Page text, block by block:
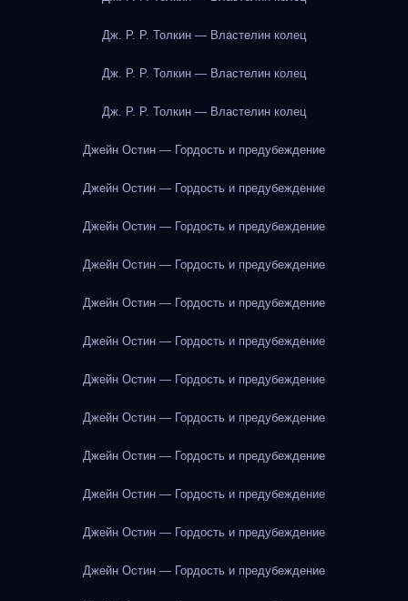
Дж. Р. Р. Толкин — Властелин колец
Дж. Р. Р. Толкин — Властелин колец
Дж. Р. Р. Толкин — Властелин колец
Джейн Остин — Гордость и предубеждение
Джейн Остин — Гордость и предубеждение
Джейн Остин — Гордость и предубеждение
Джейн Остин — Гордость и предубеждение
Джейн Остин — Гордость и предубеждение
Джейн Остин — Гордость и предубеждение
Джейн Остин — Гордость и предубеждение
Джейн Остин — Гордость и предубеждение
Джейн Остин — Гордость и предубеждение
Джейн Остин — Гордость и предубеждение
Джейн Остин — Гордость и предубеждение
Джейн Остин — Гордость и предубеждение